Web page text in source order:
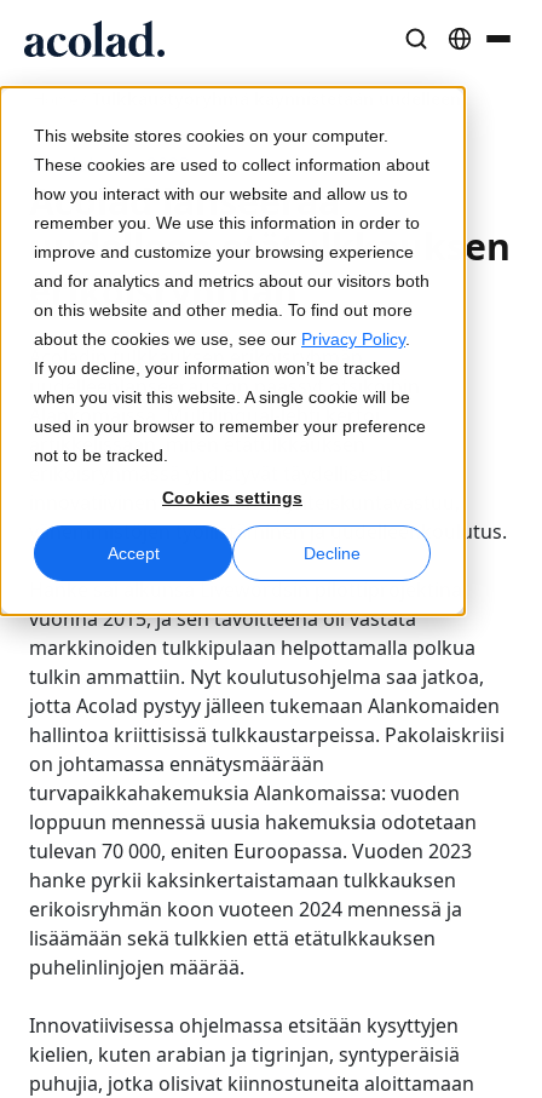
This website stores cookies on your computer.
These cookies are used to collect information about
how you interact with our website and allow us to
remember you. We use this information in order to
improve and customize your browsing experience
and for analytics and metrics about our visitors both
on this website and other media. To find out more
about the cookies we use, see our Privacy Policy.
If you decline, your information won’t be tracked
when you visit this website. A single cookie will be
used in your browser to remember your preference
not to be tracked.
Cookies settings
Accept Decline
Käännös
Tekoälyn nopeus, inhimillinen tarkkuus
Tulkkaus
Saumatonta viestintää missä tahansa
Media ja viihde
Tuo tarinat joka näytölle
Konsultointi ja ulkoistus
Saavuta ja konvertoi maailmanlaajuisesti
Transkriptio
Muunna ääni toiminnaksi
Datapalvelut
Vahvista tekoälyä luotettavilla tiedoilla
Kaikki ratkaisut
Life Sciences
Lia Translate
Välittömiä brändin mukaisia käännöksiä
Lia Live
Uusi näkökulma tulkkaukseen
Yhteydet
Työnkulkujen integrointi yksinkertaistettuna
AI-tulkkaus
AI-pohjaiset laaduntarkistukset
AI-jälkiäänitys
Tehokasta jälkiäänitystä laajassa mittakaavassa
AI-datapalvelut
Paranna AI:ta laadukkaalla datalla
Menestystarinat
Todellisia tuloksia asiakkailtamme
Artikkelit
Asiantuntijanäkemyksiä globaalista sisällöstä
E-kirjat
Syvällisiä oppaita ja strategioita
On-demand-webinaarit
AI-ohjatun käännöksen hallinta globaaleille
brändeille
Vinkkejä tehokkuuden, skaalan ja laadun parantamiseen
Tietoa Acolad
Kestävyys
Kumppanit
Uutiset
Toimipisteet
Urat
Rakenna tulevaisuutesi kanssamme
Liity globaaliin verkostoomme
28. elokuuta 2023
Acolad lanseeraa
uudelleen etätulkkauksen
erikoisryhmän
Acoladin tulkkauksen erikoisryhmän
uudelleenlanseeraus on päässyt otsikoihin
Alankomaissa. Multilingual-lehti kertoi
artikkelissaan, miten etätulkkauksen
innovatiivinen liiketoiminta, yhteiskuntavastuu,
vähemmistöjen työllistäminen ja uudelleenkoulutus.
Hanke sai alkunsa Livewordsin pilottiprojektina
vuonna 2015, ja sen tavoitteena oli vastata
markkinoiden tulkkipulaan helpottamalla polkua
tulkin ammattiin. Nyt koulutusohjelma saa jatkoa,
jotta Acolad pystyy jälleen tukemaan Alankomaiden
hallintoa kriittisissä tulkkaustarpeissa. Pakolaiskriisi
on johtamassa ennätysmäärään
turvapaikkahakemuksia Alankomaissa: vuoden
loppuun mennessä uusia hakemuksia odotetaan
tulevan 70 000, eniten Euroopassa. Vuoden 2023
hanke pyrkii kaksinkertaistamaan tulkkauksen
erikoisryhmän koon vuoteen 2024 mennessä ja
lisäämään sekä tulkkien että etätulkkauksen
puhelinlinjojen määrää.
Innovatiivisessa ohjelmassa etsitään kysyttyjen
kielien, kuten arabian ja tigrinjan, syntyperäisiä
puhujia, jotka olisivat kiinnostuneita aloittamaan